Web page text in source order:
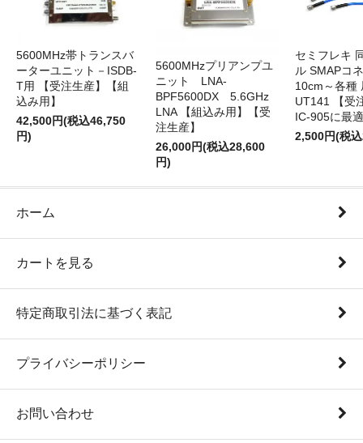
5600MHz帯トランスバ
ーターユニット－ISDB-
T用 【受注生産】【組
込み用】
42,500円(税込46,750
円)
5600MHzプリアンプユ
ニット LNA-
BPF5600DX 5.6GHz
LNA 【組込み用】【受
注生産】
26,000円(税込28,600
円)
セミフレキ
ル SMAPコ
10cm～各種
UT141 【
IC-905に最適
2,500円(税
ホーム
カートを見る
特定商取引法に基づく表記
プライバシーポリシー
お問い合わせ